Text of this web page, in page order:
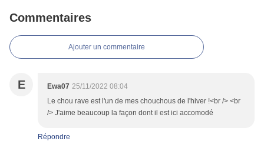
Commentaires
Ajouter un commentaire
E Ewa07 25/11/2022 08:04
Le chou rave est l'un de mes chouchous de l'hiver !<br /> <br
/> J'aime beaucoup la façon dont il est ici accomodé
Répondre